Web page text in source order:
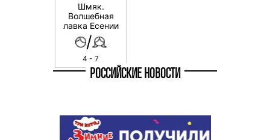
Шмяк.
Волшебная
лавка Есении
/
4 - 7
РОССИЙСКИЕ НОВОСТИ